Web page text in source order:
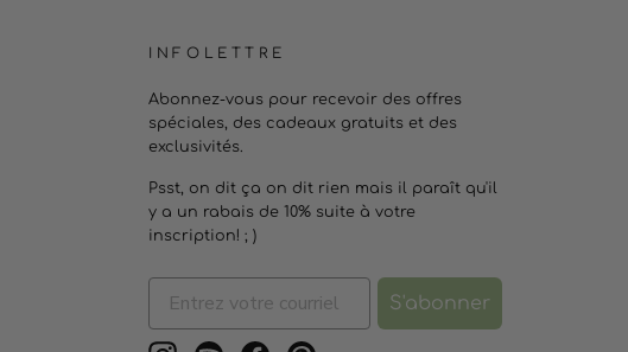
INFOLETTRE
Abonnez-vous pour recevoir des offres
spéciales, des cadeaux gratuits et des
exclusivités.
Psst, on dit ça on dit rien mais il paraît qu'il
y a un rabais de 10% suite à votre
inscription! ; )
S'abonner